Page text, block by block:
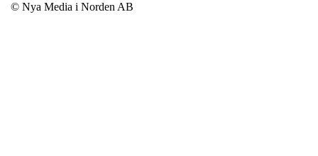
© Nya Media i Norden AB